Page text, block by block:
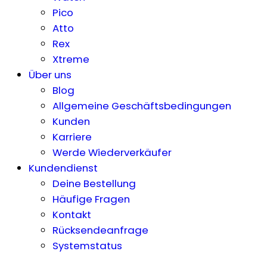
Pico
Atto
Rex
Xtreme
Über uns
Blog
Allgemeine Geschäftsbedingungen
Kunden
Karriere
Werde Wiederverkäufer
Kundendienst
Deine Bestellung
Häufige Fragen
Kontakt
Rücksendeanfrage
Systemstatus